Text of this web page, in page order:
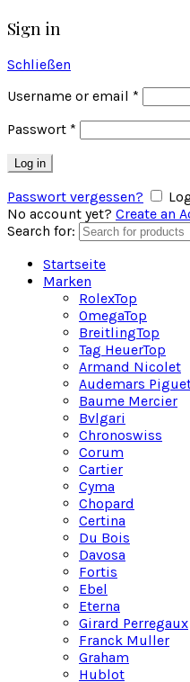
Sign in
Schließen
Username or email *
Passwort *
Log in
Passwort vergessen?
No account yet? Create an
Search for:
Startseite
Marken
RolexTop
OmegaTop
BreitlingTop
Tag HeuerTop
Armand Nicolet
Audemars
Baume Mercier
Bvlgari
Chronoswiss
Corum
Cartier
Cyma
Chopard
Certina
Du Bois
Davosa
Fortis
Ebel
Eterna
Girard Perregaux
Franck Muller
Graham
Hublot